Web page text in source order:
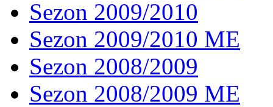
Sezon 2009/2010
Sezon 2009/2010 ME
Sezon 2008/2009
Sezon 2008/2009 ME